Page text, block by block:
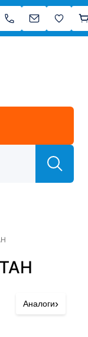
Аналоги›